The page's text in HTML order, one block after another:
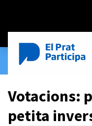
Pressupostos
Votacions: propostes
Votacions:
petita